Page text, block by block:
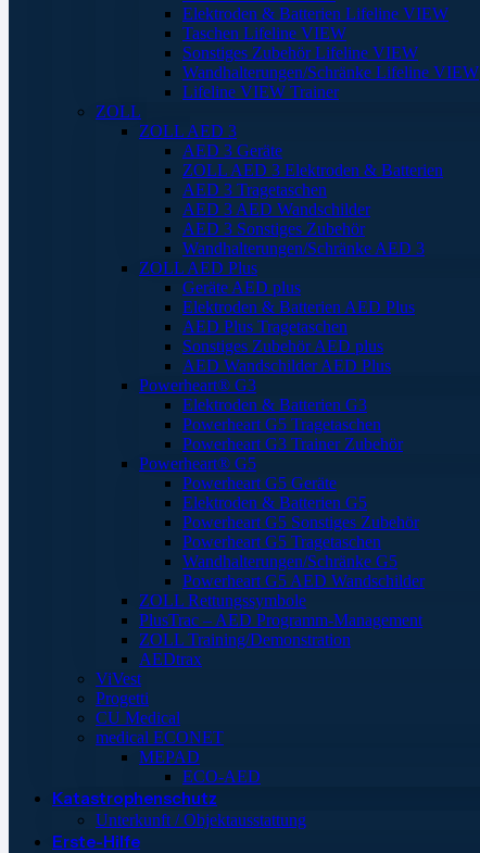
Elektroden & Batterien Lifeline VIEW
Taschen Lifeline VIEW
Sonstiges Zubehör Lifeline VIEW
Wandhalterungen/Schränke Lifeline VIEW
Lifeline VIEW Trainer
ZOLL
ZOLL AED 3
AED 3 Geräte
ZOLL AED 3 Elektroden & Batterien
AED 3 Tragetaschen
AED 3 AED Wandschilder
AED 3 Sonstiges Zubehör
Wandhalterungen/Schränke AED 3
ZOLL AED Plus
Geräte AED plus
Elektroden & Batterien AED Plus
AED Plus Tragetaschen
Sonstiges Zubehör AED plus
AED Wandschilder AED Plus
Powerheart® G3
Elektroden & Batterien G3
Powerheart G5 Tragetaschen
Powerheart G3 Trainer Zubehör
Powerheart® G5
Powerheart G5 Geräte
Elektroden & Batterien G5
Powerheart G5 Sonstiges Zubehör
Powerheart G5 Tragetaschen
Wandhalterungen/Schränke G5
Powerheart G5 AED Wandschilder
ZOLL Rettungssymbole
PlusTrac – AED Programm-Management
ZOLL Training/Demonstration
AEDtrax
ViVest
Progetti
CU Medical
medical ECONET
MEPAD
ECO-AED
Katastrophenschutz
Unterkunft / Objektausstattung
Erste-Hilfe